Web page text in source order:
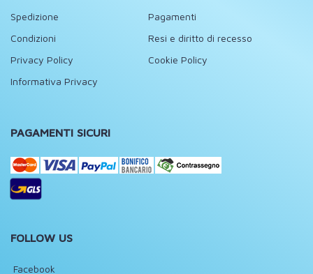
Spedizione
Pagamenti
Condizioni
Resi e diritto di recesso
Privacy Policy
Cookie Policy
Informativa Privacy
PAGAMENTI SICURI
FOLLOW US
Facebook